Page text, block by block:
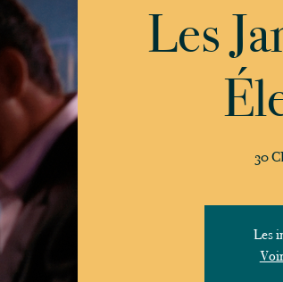
Les
30
Les